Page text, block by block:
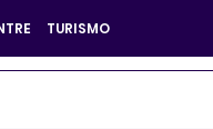
TURISMO